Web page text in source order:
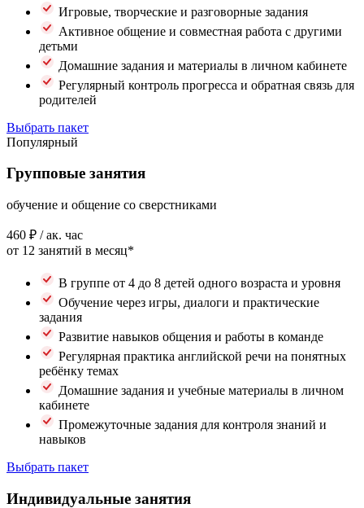
Игровые, творческие и разговорные задания
Активное общение и совместная работа с другими
детьми
Домашние задания и материалы в личном кабинете
Регулярный контроль прогресса и обратная связь для
родителей
Выбрать пакет
Популярный
Групповые занятия
обучение и общение со сверстниками
460 ₽ / ак. час
от 12 занятий в месяц*
В группе от 4 до 8 детей одного возраста и уровня
Обучение через игры, диалоги и практические
задания
Развитие навыков общения и работы в команде
Регулярная практика английской речи на понятных
ребёнку темах
Домашние задания и учебные материалы в личном
кабинете
Промежуточные задания для контроля знаний и
навыков
Выбрать пакет
Индивидуальные занятия